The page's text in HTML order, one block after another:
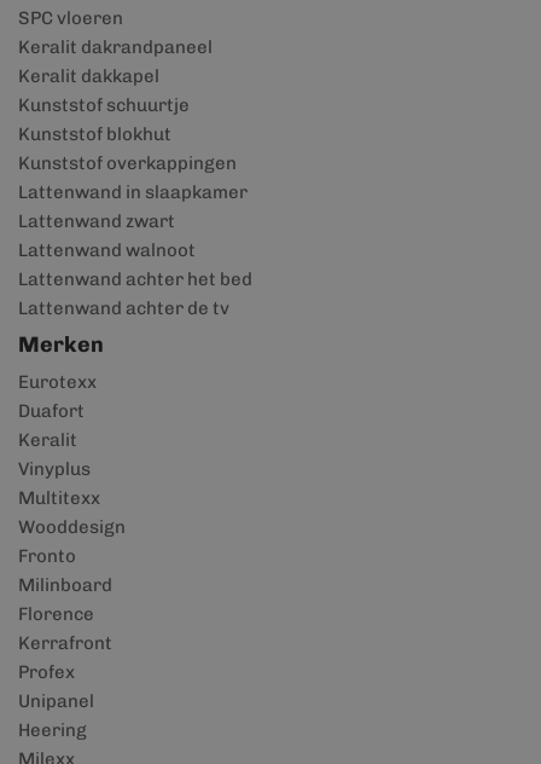
SPC vloeren
Keralit dakrandpaneel
Keralit dakkapel
Kunststof schuurtje
Kunststof blokhut
Kunststof overkappingen
Lattenwand in slaapkamer
Lattenwand zwart
Lattenwand walnoot
Lattenwand achter het bed
Lattenwand achter de tv
Merken
Eurotexx
Duafort
Keralit
Vinyplus
Multitexx
Wooddesign
Fronto
Milinboard
Florence
Kerrafront
Profex
Unipanel
Heering
Milexx